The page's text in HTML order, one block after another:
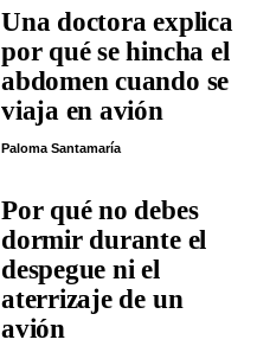
Una doctora explica
por qué se hincha el
abdomen cuando se
viaja en avión
Paloma Santamaría
Por qué no debes
dormir durante el
despegue ni el
aterrizaje de un
avión